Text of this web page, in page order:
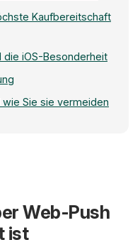
Kaufbereitschaft
iOS-Besonderheit
Sie sie vermeiden
09:41
Web-Push
ist